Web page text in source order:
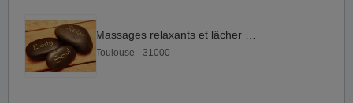
Toulouse - 31000